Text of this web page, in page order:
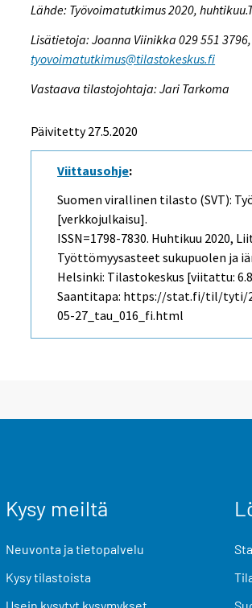
Lähde: Työvoimatutkimus 2020,
Lisätietoja: Joanna Viinikka 029 551
tyovoimatutkimus@tilastokeskus.fi
Vastaava tilastojohtaja: Jari Tarkoma
Päivitetty 27.5.2020
Viittausohje:
Suomen virallinen tilasto (SVT):
[verkkojulkaisu].
ISSN=1798-7830. Huhtikuu 2020,
Työttömyysasteet sukupuolen ja
Helsinki: Tilastokeskus [viitattu:
Saantitapa: https://stat.fi/til/tyti/
05-27_tau_016_fi.html
Kysy meiltä
Neuvonta ja tietopalvelu
Kysy tilastoista